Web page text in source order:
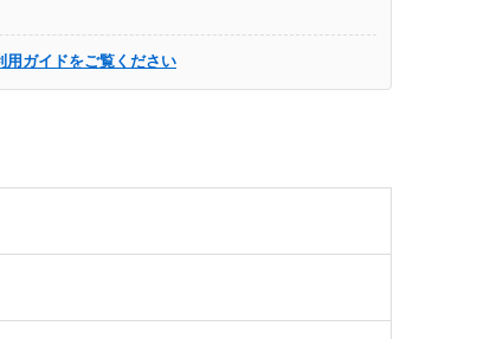
用ガイドをご覧ください